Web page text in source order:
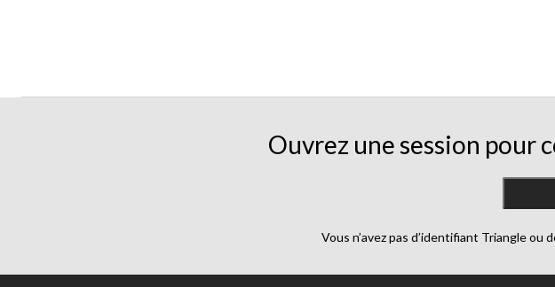
Ouvrez une session pour
Vous n’avez pas d’identifiant Triangle ou